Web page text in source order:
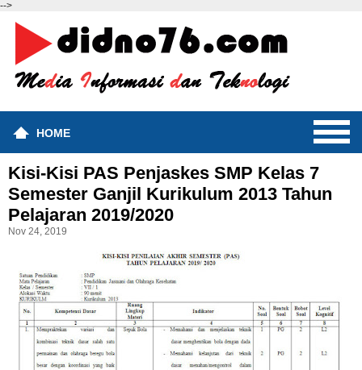
-->
HOME
Kisi-Kisi PAS Penjaskes SMP Kelas 7
Semester Ganjil Kurikulum 2013 Tahun
Pelajaran 2019/2020
Nov 24, 2019